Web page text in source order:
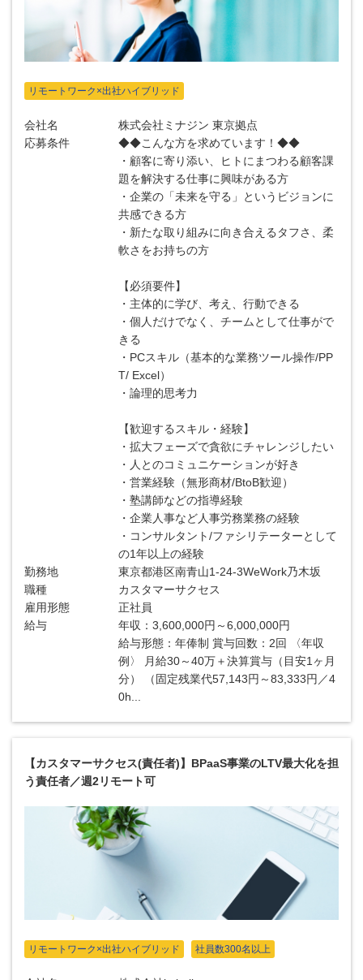
リモートワーク×出社ハイブリッド
会社名
株式会社ミナジン 東京拠点
応募条件
◆◆こんな方を求めています！◆◆
・顧客に寄り添い、ヒトにまつわる顧客課
題を解決する仕事に興味がある方
・企業の「未来を守る」というビジョンに
共感できる方
・新たな取り組みに向き合えるタフさ、柔
軟さをお持ちの方
【必須要件】
・主体的に学び、考え、行動できる
・個人だけでなく、チームとして仕事がで
きる
・PCスキル（基本的な業務ツール操作/PP
T/ Excel）
・論理的思考力
【歓迎するスキル・経験】
・拡大フェーズで貪欲にチャレンジしたい
・人とのコミュニケーションが好き
・営業経験（無形商材/BtoB歓迎）
・塾講師などの指導経験
・企業人事など人事労務業務の経験
・コンサルタント/ファシリテーターとして
の1年以上の経験
勤務地
東京都港区南青山1-24-3WeWork乃木坂
職種
カスタマーサクセス
雇用形態
正社員
給与
年収：3,600,000円～6,000,000円
給与形態：年俸制 賞与回数：2回 〈年収
例〉 月給30～40万＋決算賞与（目安1ヶ月
分） （固定残業代57,143円～83,333円／4
0h...
【カスタマーサクセス(責任者)】BPaaS事業のLTV最大化を担
う責任者／週2リモート可
リモートワーク×出社ハイブリッド 社員数300名以上